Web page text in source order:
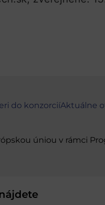
do konzorciíAktuálne
úniou v rámci